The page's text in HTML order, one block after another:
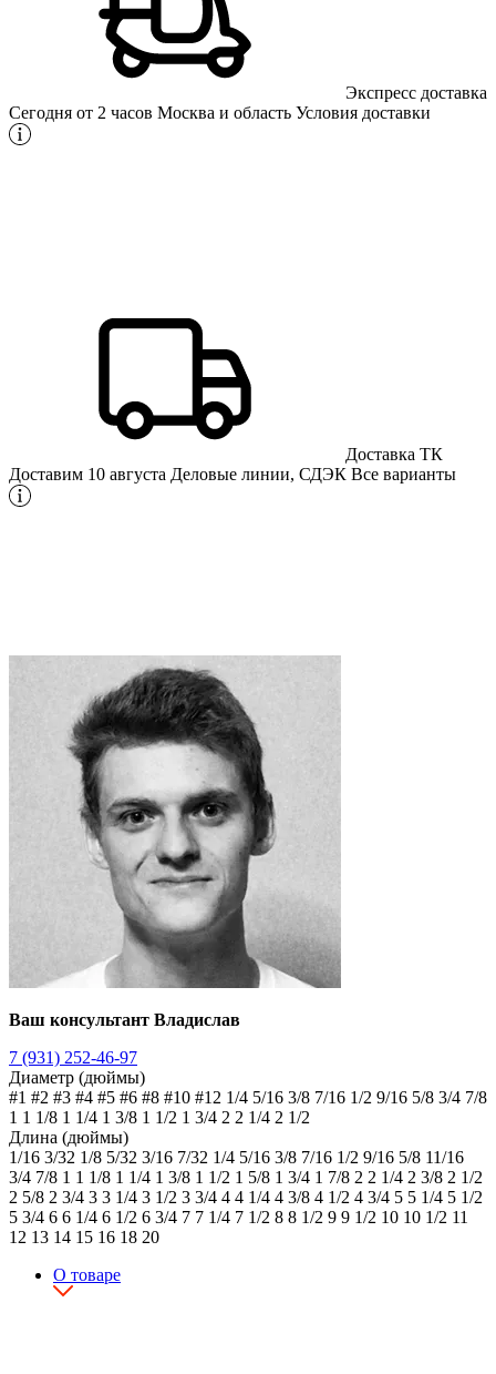
Экспресс доставка
Сегодня от 2 часов Москва и область Условия доставки
Доставка ТК
Доставим 10 августа Деловые линии, СДЭК Все варианты
Ваш консультант Владислав
7 (931) 252-46-97
Диаметр (дюймы)
#1 #2 #3 #4 #5 #6 #8 #10 #12 1/4 5/16 3/8 7/16 1/2 9/16 5/8 3/4 7/8
1 1 1/8 1 1/4 1 3/8 1 1/2 1 3/4 2 2 1/4 2 1/2
Длина (дюймы)
1/16 3/32 1/8 5/32 3/16 7/32 1/4 5/16 3/8 7/16 1/2 9/16 5/8 11/16
3/4 7/8 1 1 1/8 1 1/4 1 3/8 1 1/2 1 5/8 1 3/4 1 7/8 2 2 1/4 2 3/8 2 1/2
2 5/8 2 3/4 3 3 1/4 3 1/2 3 3/4 4 4 1/4 4 3/8 4 1/2 4 3/4 5 5 1/4 5 1/2
5 3/4 6 6 1/4 6 1/2 6 3/4 7 7 1/4 7 1/2 8 8 1/2 9 9 1/2 10 10 1/2 11
12 13 14 15 16 18 20
О товаре